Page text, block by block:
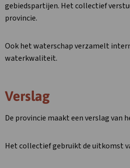
gebiedspartijen. Het collectief
provincie.
Ook het waterschap verzamelt
waterkwaliteit.
Verslag
De provincie maakt een verslag
Het collectief gebruikt de uitkomst